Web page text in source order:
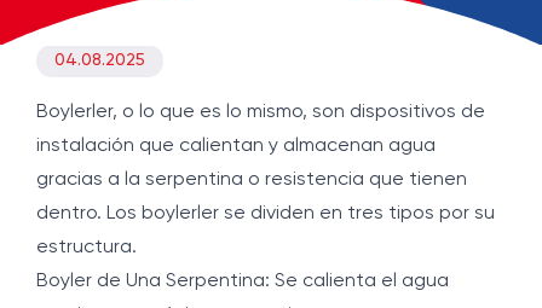
04.08.2025
Boylerler, o lo que es lo mismo, son dispositivos de
instalación que calientan y almacenan agua
gracias a la serpentina o resistencia que tienen
dentro. Los boylerler se dividen en tres tipos por su
estructura.
Boyler de Una Serpentina: Se calienta el agua